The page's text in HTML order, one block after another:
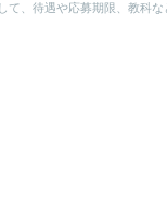
、待遇や応募期限、教科